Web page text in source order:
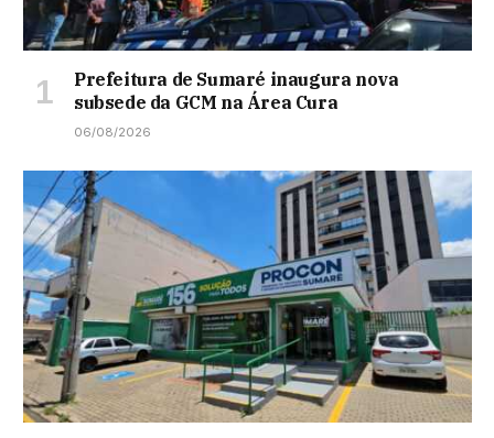
Prefeitura de Sumaré inaugura nova
subsede da GCM na Área Cura
06/08/2026